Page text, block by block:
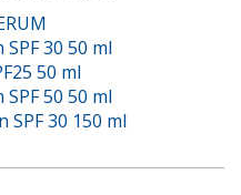
30 50 ml
50 ml
50 50 ml
30 150 ml